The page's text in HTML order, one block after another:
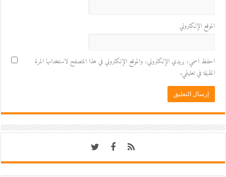
الموقع الإلكتروني
احفظ اسمي، بريدي الإلكتروني، والموقع الإلكتروني في هذا المتصفح لاستخدامها المرة
المقبلة في تعليقي.